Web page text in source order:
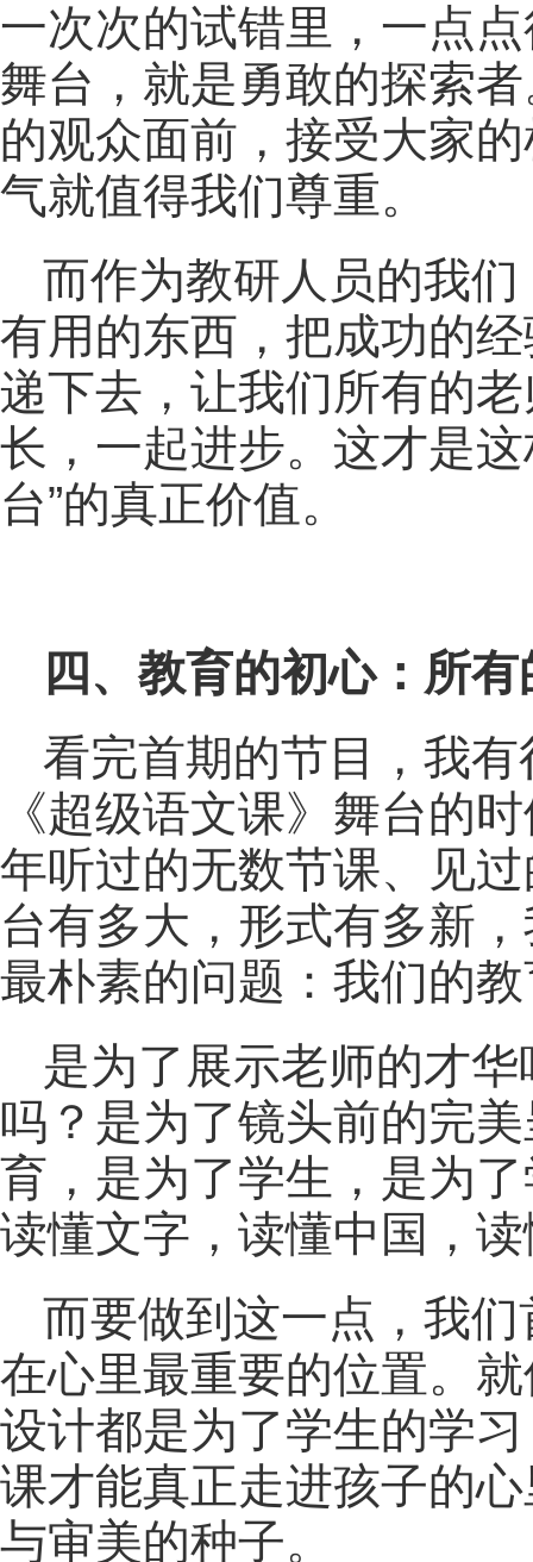
一次次的试错里，一点
舞台，就是勇敢的探索
的观众面前，接受大家
气就值得我们尊重。
而作为教研人员的我
有用的东西，把成功的
递下去，让我们所有的
长，一起进步。这才是
台”的真正价值。
四、教育的初心：所
看完首期的节目，我
《超级语文课》舞台的
年听过的无数节课、见
台有多大，形式有多新
最朴素的问题：我们的
是为了展示老师的才
吗？是为了镜头前的完
育，是为了学生，是为
读懂文字，读懂中国，
而要做到这一点，我
在心里最重要的位置。
设计都是为了学生的学
课才能真正走进孩子的
与审美的种子。